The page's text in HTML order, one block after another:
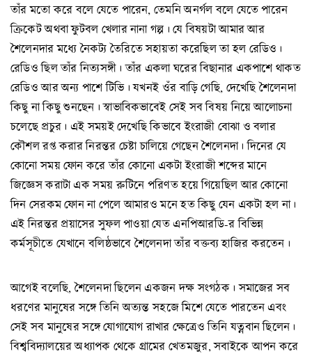
তাঁর মতো করে বলে যেতে পারেন, তেমনি অনর্গল বলে যেতে পারেন
ক্রিকেট অথবা ফুটবল খেলার নানা গল্প। যে বিষয়টা আমার আর
শৈলেনদার মধ্যে নৈকট্য তৈরিতে সহায়তা করেছিল তা হল রেডিও।
রেডিও ছিল তাঁর নিত্যসঙ্গী। তাঁর একলা ঘরের বিছানার একপাশে থাকত
রেডিও আর অন্য পাশে টিভি। যখনই ওঁর বাড়ি গেছি, দেখেছি শৈলেনদা
কিছু না কিছু শুনছেন। স্বাভাবিকভাবেই সেই সব বিষয় নিয়ে আলোচনা
চলেছে প্রচুর। এই সময়ই দেখেছি কিভাবে ইংরাজী বোঝা ও বলার
কৌশল রপ্ত করার নিরন্তর চেষ্টা চালিয়ে গেছেন শৈলেনদা। দিনের যে
কোনো সময় ফোন করে তাঁর কোনো একটা ইংরাজী শব্দের মানে
জিজ্ঞেস করাটা এক সময় রুটিনে পরিণত হয়ে গিয়েছিল আর কোনো
দিন সেরকম ফোন না পেলে আমারও মনে হত কিছু যেন একটা হল না।
এই নিরন্তর প্রয়াসের সুফল পাওয়া যেত এনপিআরডি-র বিভিন্ন
কর্মসূচীতে যেখানে বলিষ্ঠভাবে শৈলেনদা তাঁর বক্তব্য হাজির করতেন।
আগেই বলেছি, শৈলেনদা ছিলেন একজন দক্ষ সংগঠক। সমাজের সব
ধরণের মানুষের সঙ্গে তিনি অত্যন্ত সহজে মিশে যেতে পারতেন এবং
সেই সব মানুষের সঙ্গে যোগাযোগ রাখার ক্ষেত্রেও তিনি যত্নবান ছিলেন।
বিশ্ববিদ্যালয়ের অধ্যাপক থেকে গ্রামের খেতমজুর, সবাইকে আপন করে